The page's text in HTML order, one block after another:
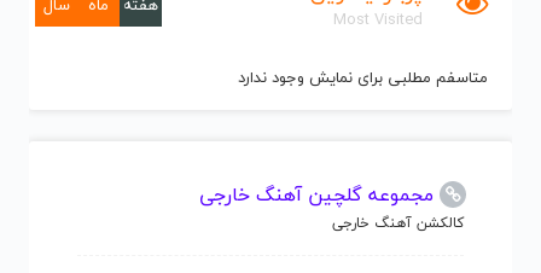
Most Visited
متاسفم مطلبی برای نمایش وجود ندارد
مجموعه گلچین آهنگ خارجی
کالکشن آهنگ خارجی